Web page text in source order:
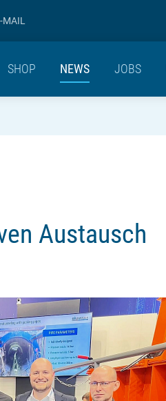
MAIL
SHOP NEWS JOBS
Austausch